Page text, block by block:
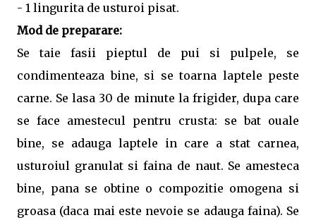
- 1 lingurita de usturoi pisat.
Mod de preparare:
Se taie fasii pieptul de pui si pulpele, se
condimenteaza bine, si se toarna laptele peste
carne. Se lasa 30 de minute la frigider, dupa care
se face amestecul pentru crusta: se bat ouale
bine, se adauga laptele in care a stat carnea,
usturoiul granulat si faina de naut. Se amesteca
bine, pana se obtine o compozitie omogena si
groasa (daca mai este nevoie se adauga faina). Se